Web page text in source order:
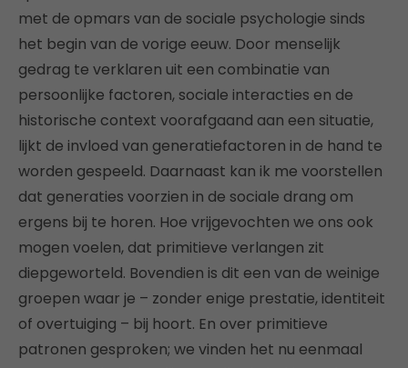
met de opmars van de sociale psychologie sinds
het begin van de vorige eeuw. Door menselijk
gedrag te verklaren uit een combinatie van
persoonlijke factoren, sociale interacties en de
historische context voorafgaand aan een situatie,
lijkt de invloed van generatiefactoren in de hand te
worden gespeeld. Daarnaast kan ik me voorstellen
dat generaties voorzien in de sociale drang om
ergens bij te horen. Hoe vrijgevochten we ons ook
mogen voelen, dat primitieve verlangen zit
diepgeworteld. Bovendien is dit een van de weinige
groepen waar je – zonder enige prestatie, identiteit
of overtuiging – bij hoort. En over primitieve
patronen gesproken; we vinden het nu eenmaal